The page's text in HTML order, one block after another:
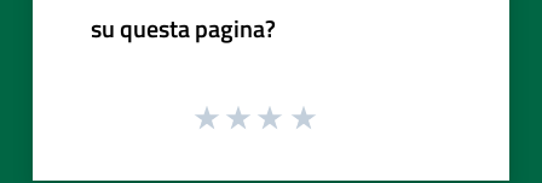
su questa pagina?